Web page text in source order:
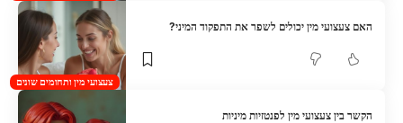
צעצועי מין ותחומים שונים
האם צעצועי מין יכולים לשפר את התפקוד המיני?
הקשר בין צעצועי מין לפנטזיות מיניות